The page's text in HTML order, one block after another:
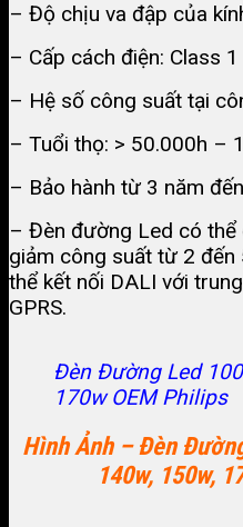
– Độ chịu va đập của
– Cấp cách điện: Class 1
– Hệ số công suất tại
– Tuổi thọ: > 50.000h –
– Bảo hành từ 3 năm
– Đèn đường Led có thể
giảm công suất từ 2 đến
thể kết nối DALI với
GPRS.
Đèn Đường Led
170w OEM Philips
Hình Ảnh – Đèn
140w, 150w,